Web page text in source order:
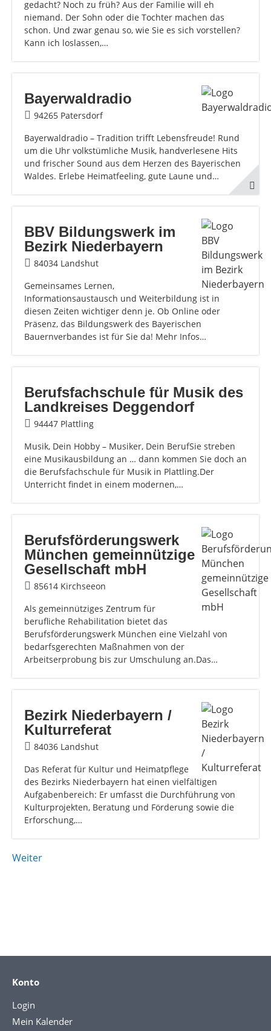
gedacht? Noch zu früh? Aus der Familie will eh
niemand. Der Sohn oder die Tochter machen das
schon. Und zwar genau so, wie Sie es sich vorstellen?
Kann ich loslassen,…
Bayerwaldradio
94265 Patersdorf
Bayerwaldradio – Tradition trifft Lebensfreude! Rund
um die Uhr volkstümliche Musik, handverlesene Hits
und frischer Sound aus dem Herzen des Bayerischen
Waldes. Erlebe Heimatfeeling, gute Laune und…
BBV Bildungswerk im
Bezirk Niederbayern
84034 Landshut
Gemeinsames Lernen,
Informationsaustausch und Weiterbildung ist in
diesen Zeiten wichtiger denn je. Ob Online oder
Präsenz, das Bildungswerk des Bayerischen
Bauernverbandes ist für Sie da! Mehr Infos…
Berufsfachschule für Musik des
Landkreises Deggendorf
94447 Plattling
Musik, Dein Hobby – Musiker, Dein BerufSie streben
eine Musikausbildung an … dann kommen Sie doch an
die Berufsfachschule für Musik in Plattling.Der
Unterricht findet in einem modernen,…
Berufsförderungswerk
München gemeinnützige
Gesellschaft mbH
85614 Kirchseeon
Als gemeinnütziges Zentrum für
berufliche Rehabilitation bietet das
Berufsförderungswerk München eine Vielzahl von
bedarfsgerechten Maßnahmen von der
Arbeitserprobung bis zur Umschulung an.Das…
Bezirk Niederbayern /
Kulturreferat
84036 Landshut
Das Referat für Kultur und Heimatpflege
des Bezirks Niederbayern hat einen vielfältigen
Aufgabenbereich: Er umfasst die Durchführung von
Kulturprojekten, Beratung und Förderung sowie die
Erforschung,…
Weiter
Konto
Login
Mein Kalender